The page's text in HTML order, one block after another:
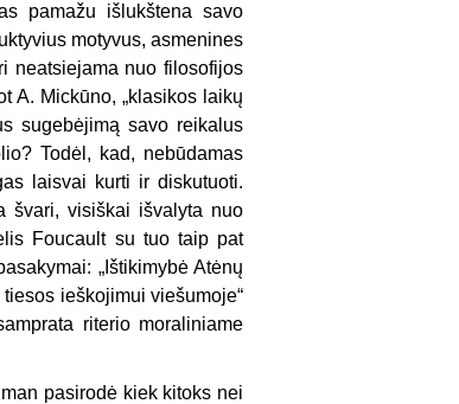
pamažu išlukštena savo
motyvus, asmenines
neatsiejama nuo filosofijos
A. Mickūno, „klasikos laikų
sugebėjimą savo reikalus
Todėl, kad, nebūdamas
laisvai kurti ir diskutuoti.
švari, visiškai išvalyta nuo
Foucault su tuo taip pat
„Ištikimybė Atėnų
ieškojimui viešumoje“
riterio moraliniame
pasirodė kiek kitoks nei